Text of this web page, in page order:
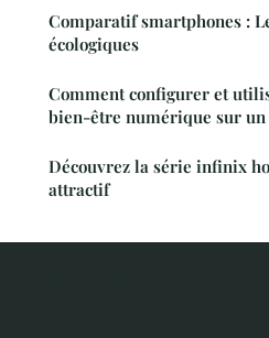
Comparatif smartphones :
écologiques
Comment configurer et
bien-être numérique sur un
Découvrez la série infinix
attractif